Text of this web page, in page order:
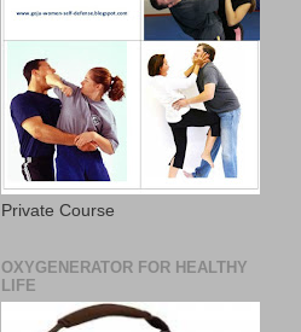
Private Course
OXYGENERATOR FOR HEALTHY
LIFE